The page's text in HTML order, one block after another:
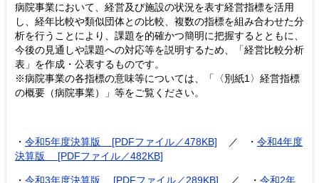
病院事業において、経営及び施設の状況を表す経営指標を活用
し、経年比較や類似団体との比較、複数の指標を組み合わせた分
析を行うことにより、課題を的確かつ簡明に把握するとともに、
今後の見通しや課題への対応等を説明するため、「経営比較分析
表」を作成・公表するものです。
※病院事業の各指標の意味等については、「〈別紙1〉経営指標
の概要（病院事業）」等をご覧ください。
・ 令和5年度決算版 [PDFファイル／478KB] ／ ・ 令和4年度
決算版 [PDFファイル／482KB]
・ 令和3年度決算版 [PDFファイル／289KB] ／ ・ 令和2年